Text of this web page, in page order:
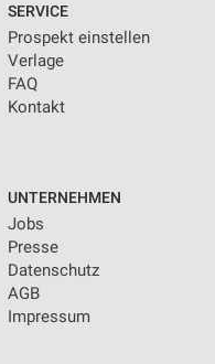
SERVICE
Prospekt einstellen
Verlage
FAQ
Kontakt
UNTERNEHMEN
Jobs
Presse
Datenschutz
AGB
Impressum